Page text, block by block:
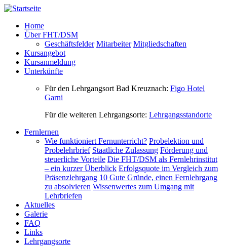
Direkt zum Inhalt
Home
Über FHT/DSM
Geschäftsfelder Mitarbeiter Mitgliedschaften
Kursangebot
Kursanmeldung
Unterkünfte
Für den Lehrgangsort Bad Kreuznach: Figo Hotel
Garni
Für die weiteren Lehrgangsorte: Lehrgangsstandorte
Fernlernen
Wie funktioniert Fernunterricht? Probelektion und
Probelehrbrief Staatliche Zulassung Förderung und
steuerliche Vorteile Die FHT/DSM als Fernlehrinstitut
– ein kurzer Überblick Erfolgsquote im Vergleich zum
Präsenzlehrgang 10 Gute Gründe, einen Fernlehrgang
zu absolvieren Wissenwertes zum Umgang mit
Lehrbriefen
Aktuelles
Galerie
FAQ
Links
Lehrgangsorte